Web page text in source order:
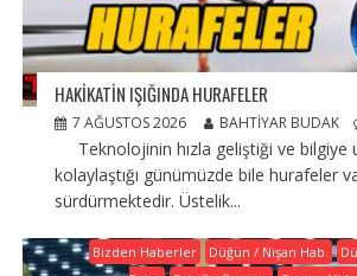
HAKİKATİN IŞIĞINDA HURAFELER
7 AĞUSTOS 2026 BAHTIYAR BUDAK
Teknolojinin hızla geliştiği ve bilgiye
kolaylaştığı günümüzde bile hurafeler
sürdürmektedir. Üstelik...
Bizden Haberler Düğün / Nişan Hab.